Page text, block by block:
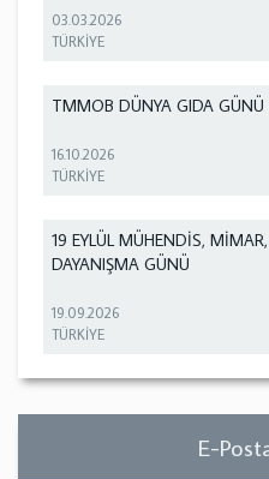
03.03.2026
TÜRKİYE
TMMOB DÜNYA GIDA GÜNÜ
16.10.2026
TÜRKİYE
19 EYLÜL MÜHENDİS,
DAYANIŞMA GÜNÜ
19.09.2026
TÜRKİYE
E-